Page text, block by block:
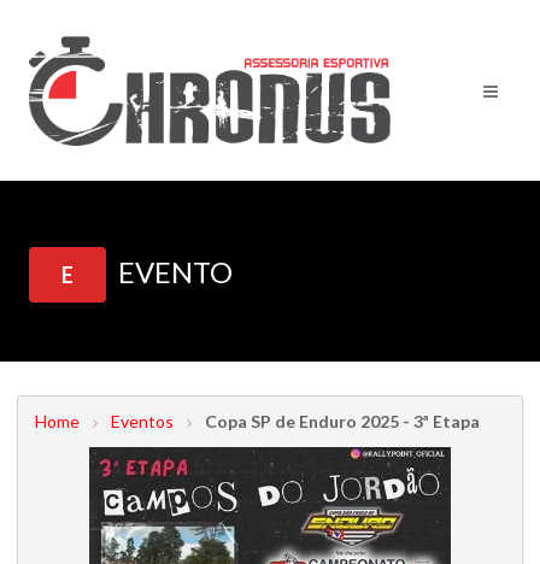
E EVENTO
Home Eventos Copa SP de Enduro 2025 - 3ª Etapa